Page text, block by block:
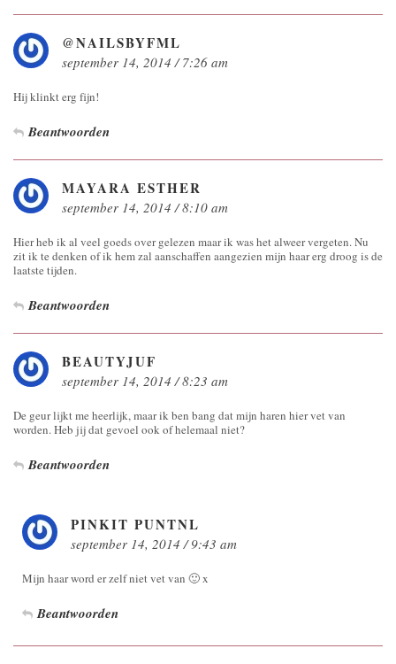
@NAILSBYFML
september 14, 2014 / 7:26 am
Hij klinkt erg fijn!
Beantwoorden
MAYARA ESTHER
september 14, 2014 / 8:10 am
Hier heb ik al veel goeds over gelezen maar ik was het alweer vergeten. Nu
zit ik te denken of ik hem zal aanschaffen aangezien mijn haar erg droog is de
laatste tijden.
Beantwoorden
BEAUTYJUF
september 14, 2014 / 8:23 am
De geur lijkt me heerlijk, maar ik ben bang dat mijn haren hier vet van
worden. Heb jij dat gevoel ook of helemaal niet?
Beantwoorden
PINKIT PUNTNL
september 14, 2014 / 9:43 am
Mijn haar word er zelf niet vet van 🙂 x
Beantwoorden